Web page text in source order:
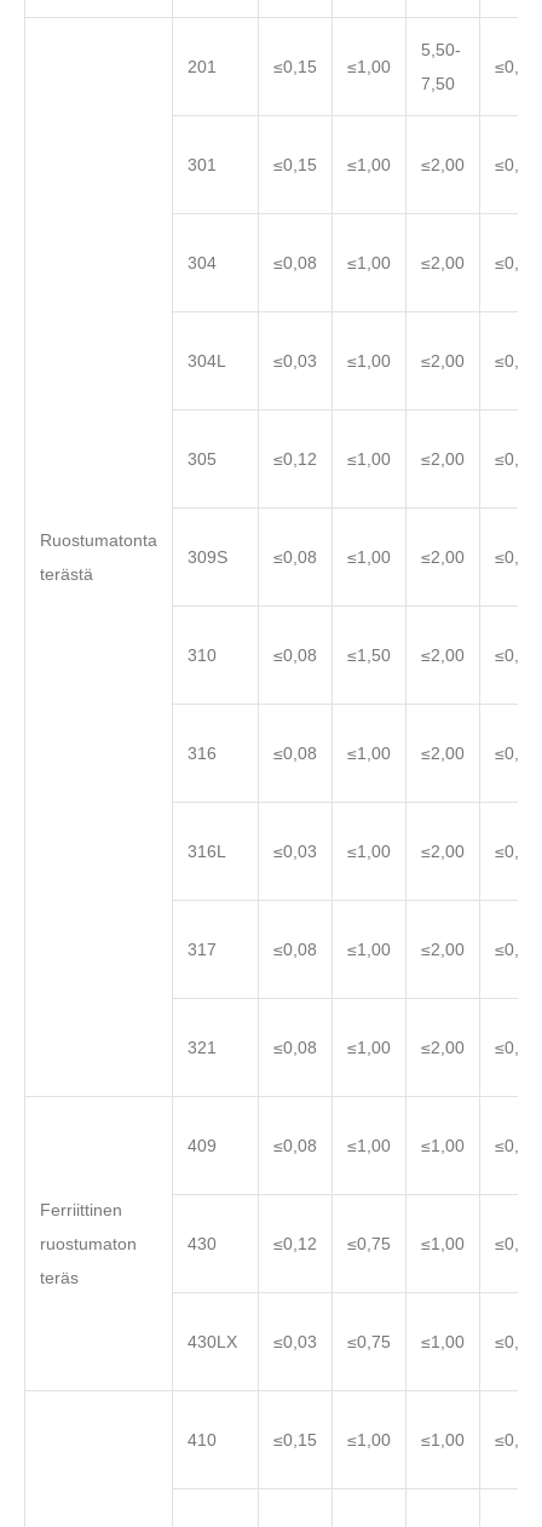
Ruostumatonta
terästä
201 ≤0,15 ≤1,00
5,50-
7,50
301 ≤0,15 ≤1,00 ≤2,00
304 ≤0,08 ≤1,00 ≤2,00
304L ≤0,03 ≤1,00 ≤2,00
305 ≤0,12 ≤1,00 ≤2,00
309S ≤0,08 ≤1,00 ≤2,00
310 ≤0,08 ≤1,50 ≤2,00
316 ≤0,08 ≤1,00 ≤2,00
316L ≤0,03 ≤1,00 ≤2,00
317 ≤0,08 ≤1,00 ≤2,00
321 ≤0,08 ≤1,00 ≤2,00
Ferriittinen
ruostumaton
teräs
409 ≤0,08 ≤1,00 ≤1,00
430 ≤0,12 ≤0,75 ≤1,00
430LX ≤0,03 ≤0,75 ≤1,00
410 ≤0,15 ≤1,00 ≤1,00